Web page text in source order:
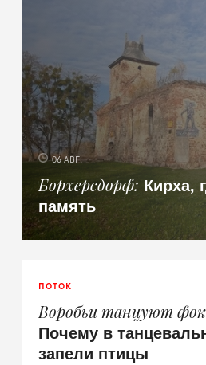
06 АВГ.
Борхерсдорф Кирха,
память
ПОТОК
Воробьи танцуют
Почему в
запели птицы